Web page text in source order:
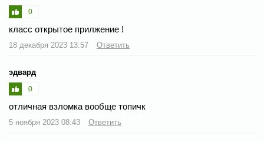
0
класс открытое прилжение !
18 декабря 2023 13:57 Ответить
эдвард
0
отличная взломка вообще топичк
5 ноября 2023 08:43 Ответить